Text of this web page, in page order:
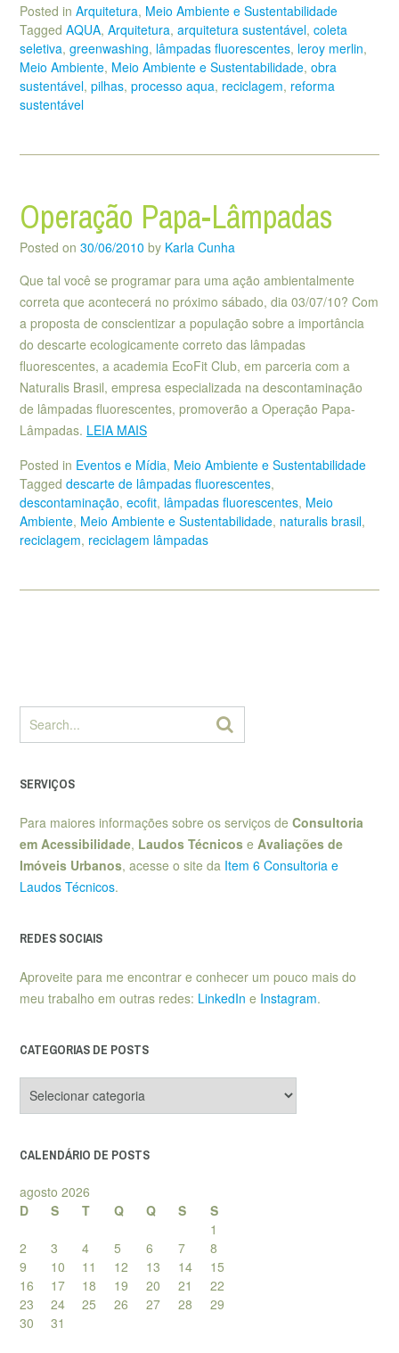
Posted in Arquitetura, Meio Ambiente e Sustentabilidade
Tagged AQUA, Arquitetura, arquitetura sustentável, coleta
seletiva, greenwashing, lâmpadas fluorescentes, leroy merlin,
Meio Ambiente, Meio Ambiente e Sustentabilidade, obra
sustentável, pilhas, processo aqua, reciclagem, reforma
sustentável
Operação Papa-Lâmpadas
Posted on 30/06/2010 by Karla Cunha
Que tal você se programar para uma ação ambientalmente
correta que acontecerá no próximo sábado, dia 03/07/10? Com
a proposta de conscientizar a população sobre a importância
do descarte ecologicamente correto das lâmpadas
fluorescentes, a academia EcoFit Club, em parceria com a
Naturalis Brasil, empresa especializada na descontaminação
de lâmpadas fluorescentes, promoverão a Operação Papa-
Lâmpadas. LEIA MAIS
Posted in Eventos e Mídia, Meio Ambiente e Sustentabilidade
Tagged descarte de lâmpadas fluorescentes,
descontaminação, ecofit, lâmpadas fluorescentes, Meio
Ambiente, Meio Ambiente e Sustentabilidade, naturalis brasil,
reciclagem, reciclagem lâmpadas
SERVIÇOS
Para maiores informações sobre os serviços de Consultoria
em Acessibilidade, Laudos Técnicos e Avaliações de
Imóveis Urbanos, acesse o site da Item 6 Consultoria e
Laudos Técnicos.
REDES SOCIAIS
Aproveite para me encontrar e conhecer um pouco mais do
meu trabalho em outras redes: LinkedIn e Instagram.
CATEGORIAS DE POSTS
de
CALENDÁRIO DE POSTS
agosto 2026
D
S T Q Q S
S
1
2
3 4 5 6 7
8
9
10 11 12 13 14
15
16
17 18 19 20 21
22
23
24 25 26 27 28
29
30
31